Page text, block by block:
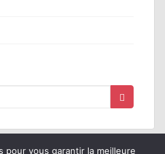
pour vous garantir la meilleure